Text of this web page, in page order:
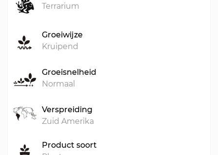
Terrarium
Groeiwijze
Kruipend
Groeisnelheid
Normaal
Verspreiding
Zuid Amerika
Product soort